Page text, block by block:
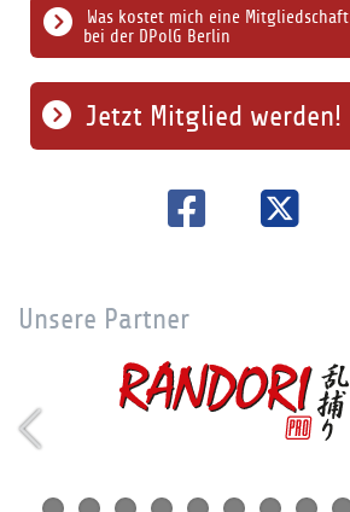
Was kostet mich eine Mitgliedschaft
bei der DPolG Berlin
Jetzt Mitglied werden!
Unsere Partner